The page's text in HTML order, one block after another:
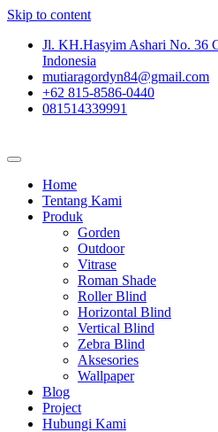
Skip to content
Jl. KH.Hasyim Ashari No. 36
Indonesia
mutiaragordyn84@gmail.com
+62 815-8586-0440
081514339991
Home
Tentang Kami
Produk
Gorden
Outdoor
Vitrase
Roman Shade
Roller Blind
Horizontal Blind
Vertical Blind
Zebra Blind
Aksesories
Wallpaper
Blog
Project
Hubungi Kami